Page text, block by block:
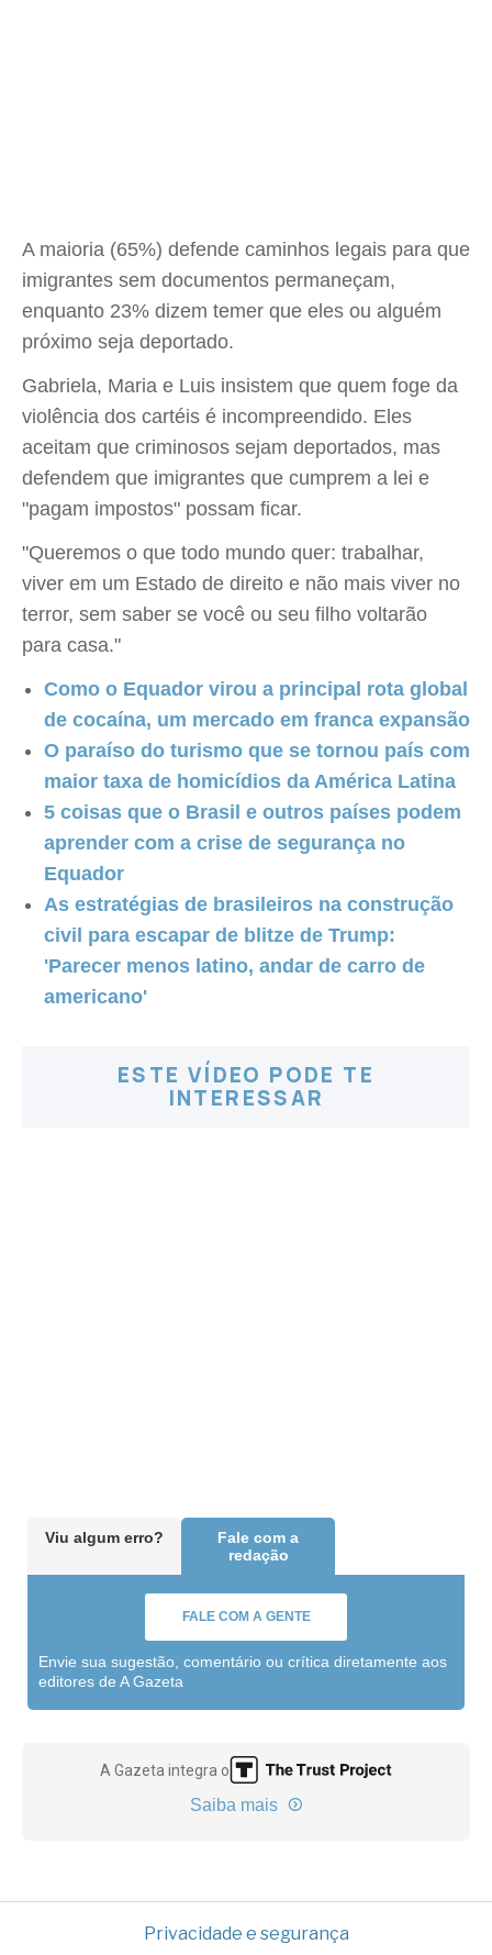
A maioria (65%) defende caminhos legais para que
imigrantes sem documentos permaneçam,
enquanto 23% dizem temer que eles ou alguém
próximo seja deportado.
Gabriela, Maria e Luis insistem que quem foge da
violência dos cartéis é incompreendido. Eles
aceitam que criminosos sejam deportados, mas
defendem que imigrantes que cumprem a lei e
"pagam impostos" possam ficar.
"Queremos o que todo mundo quer: trabalhar,
viver em um Estado de direito e não mais viver no
terror, sem saber se você ou seu filho voltarão
para casa."
Como o Equador virou a principal rota global
de cocaína, um mercado em franca expansão
O paraíso do turismo que se tornou país com
maior taxa de homicídios da América Latina
5 coisas que o Brasil e outros países podem
aprender com a crise de segurança no
Equador
As estratégias de brasileiros na construção
civil para escapar de blitze de Trump:
'Parecer menos latino, andar de carro de
americano'
ESTE VÍDEO PODE TE
INTERESSAR
Viu algum erro?
Fale com a
redação
FALE COM A GENTE
Envie sua sugestão, comentário ou crítica diretamente aos
editores de A Gazeta
A Gazeta integra o
Saiba mais
Privacidade e segurança